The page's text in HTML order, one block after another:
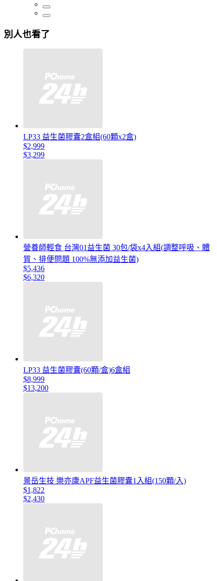
別人也看了
LP33 益生菌膠囊2盒組(60顆x2盒)
$2,999
$3,299
營養師輕食 台灣01益生菌 30包/袋x4入組(調整呼吸、體
質、排便問題 100%無添加益生菌)
$5,436
$6,320
LP33 益生菌膠囊(60顆/盒)6盒組
$8,999
$13,200
景岳生技 樂亦康APF益生菌膠囊1入組(150顆/入)
$1,822
$2,430